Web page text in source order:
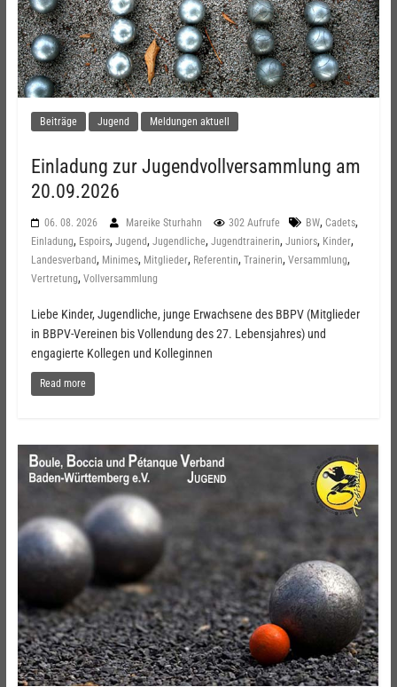
Beiträge Jugend Meldungen aktuell
Einladung zur Jugendvollversammlung am
20.09.2026
06. 08. 2026 Mareike Sturhahn 302 Aufrufe BW, Cadets,
Einladung, Espoirs, Jugend, Jugendliche, Jugendtrainerin, Juniors, Kinder,
Landesverband, Minimes, Mitglieder, Referentin, Trainerin, Versammlung,
Vertretung, Vollversammlung
Liebe Kinder, Jugendliche, junge Erwachsene des BBPV (Mitglieder
in BBPV-Vereinen bis Vollendung des 27. Lebensjahres) und
engagierte Kollegen und Kolleginnen
Read more